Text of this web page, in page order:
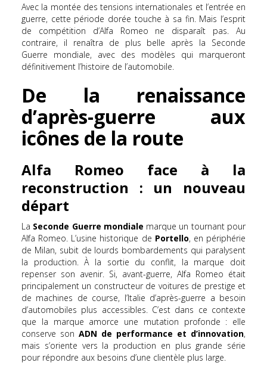
Avec la montée des tensions internationales et l’entrée en
guerre, cette période dorée touche à sa fin. Mais l’esprit
de compétition d’Alfa Romeo ne disparaît pas. Au
contraire, il renaîtra de plus belle après la Seconde
Guerre mondiale, avec des modèles qui marqueront
définitivement l’histoire de l’automobile.
De la renaissance
d’après-guerre aux
icônes de la route
Alfa Romeo face à la
reconstruction : un nouveau
départ
La Seconde Guerre mondiale marque un tournant pour
Alfa Romeo. L’usine historique de Portello, en périphérie
de Milan, subit de lourds bombardements qui paralysent
la production. À la sortie du conflit, la marque doit
repenser son avenir. Si, avant-guerre, Alfa Romeo était
principalement un constructeur de voitures de prestige et
de machines de course, l’Italie d’après-guerre a besoin
d’automobiles plus accessibles. C’est dans ce contexte
que la marque amorce une mutation profonde : elle
conserve son ADN de performance et d’innovation,
mais s’oriente vers la production en plus grande série
pour répondre aux besoins d’une clientèle plus large.